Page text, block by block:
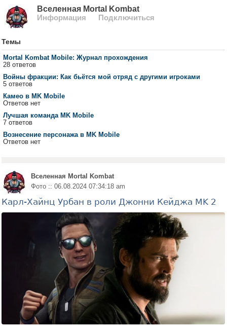
Вселенная Mortal Kombat
Информация
Подключиться
Темы
Mortal Kombat Mobile: Журнал прохождения
28 ответов
Войны фракции: Как бьётся мой отряд с другими игроками
5 ответов
Камео в MK Mobile
Ответов нет
Лучшая команда MK Mobile
7 ответов
Вознесение персонажа в MK Mobile
Ответов нет
Вселенная Mortal Kombat
Фото :: 06.08.2024 07:34:18 am
Карл-Хайнц Урбан в роли Джонни Кейджа MK 2